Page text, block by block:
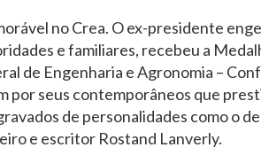
no Crea. O ex-presidente
e familiares, recebeu a
de Engenharia e Agronomia –
por seus contemporâneos que
de personalidades como o
e escritor Rostand Lanverly.